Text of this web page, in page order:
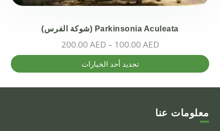
Parkinsonia Aculeata (شوكة الفرس)
100.00 AED
–
200.00 AED
السعر:
تحديد أحد الخيارات
هناك
العديد
من
المختلفة
لهذا
معلومات عنا